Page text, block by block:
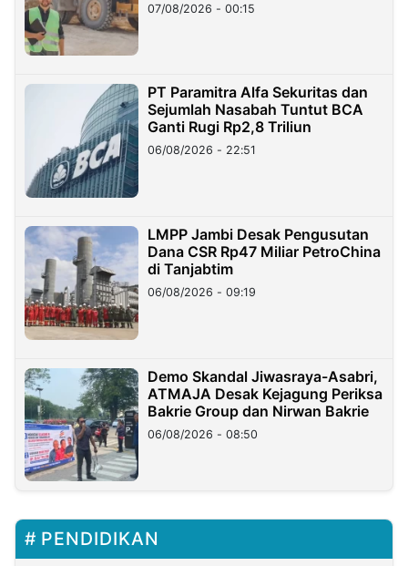
07/08/2026 - 00:15
PT Paramitra Alfa Sekuritas dan
Sejumlah Nasabah Tuntut BCA
Ganti Rugi Rp2,8 Triliun
06/08/2026 - 22:51
LMPP Jambi Desak Pengusutan
Dana CSR Rp47 Miliar PetroChina
di Tanjabtim
06/08/2026 - 09:19
Demo Skandal Jiwasraya-Asabri,
ATMAJA Desak Kejagung Periksa
Bakrie Group dan Nirwan Bakrie
06/08/2026 - 08:50
PENDIDIKAN